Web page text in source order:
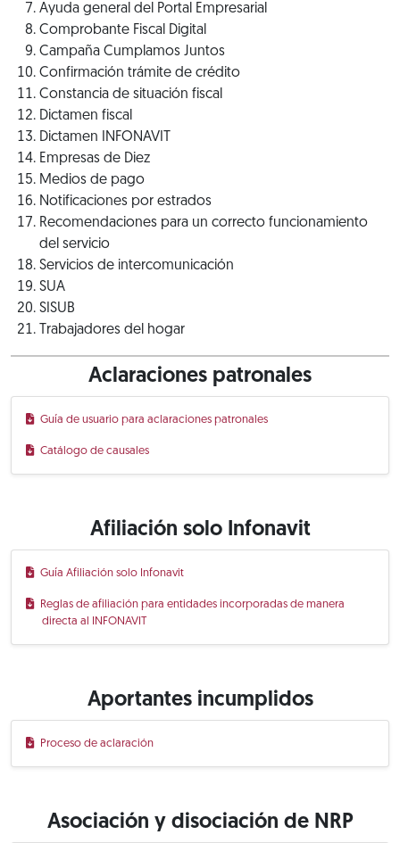
Ayuda general del Portal Empresarial
Comprobante Fiscal Digital
Campaña Cumplamos Juntos
Confirmación trámite de crédito
Constancia de situación fiscal
Dictamen fiscal
Dictamen INFONAVIT
Empresas de Diez
Medios de pago
Notificaciones por estrados
Recomendaciones para un correcto funcionamiento
del servicio
Servicios de intercomunicación
SUA
SISUB
Trabajadores del hogar
Aclaraciones patronales
Guía de usuario para aclaraciones patronales
Catálogo de causales
Afiliación solo Infonavit
Guía Afiliación solo Infonavit
Reglas de afiliación para entidades incorporadas de manera
directa al INFONAVIT
Aportantes incumplidos
Proceso de aclaración
Asociación y disociación de NRP